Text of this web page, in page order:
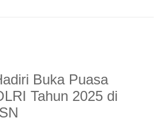
Buka Puasa
Tahun 2025 di